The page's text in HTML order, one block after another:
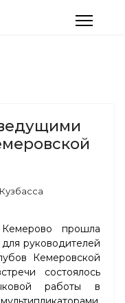
прошла
руководителей
Кемеровской
состоялось
работы в